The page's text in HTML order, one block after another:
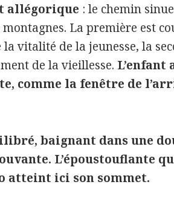
allégorique : le chemin
La première est
vitalité de la jeunesse, la
de la vieillesse. L’enfant
comme la fenêtre de
baignant dans une
L’époustouflante
atteint ici son sommet.